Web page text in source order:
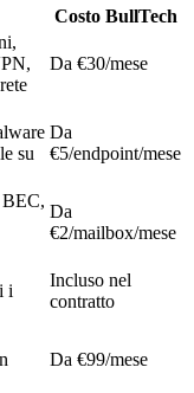
Costo BullTech
Da €30/mese
su
Da
€5/endpoint/mese
Da
€2/mailbox/mese
i
Incluso nel
contratto
Da €99/mese